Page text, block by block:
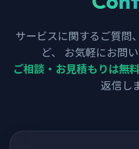
サービスに関するご質問
ど、 お気軽にお問
ご相談・お見積もりは無料
返信し